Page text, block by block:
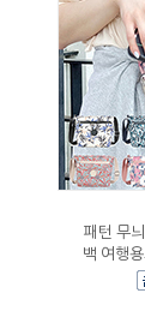
패턴 무
백 여행